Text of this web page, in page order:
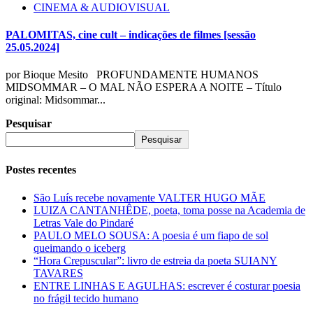
CINEMA & AUDIOVISUAL
PALOMITAS, cine cult – indicações de filmes [sessão
25.05.2024]
por Bioque Mesito PROFUNDAMENTE HUMANOS
MIDSOMMAR – O MAL NÃO ESPERA A NOITE – Título
original: Midsommar...
Pesquisar
Pesquisar
Postes recentes
São Luís recebe novamente VALTER HUGO MÃE
LUIZA CANTANHÊDE, poeta, toma posse na Academia de
Letras Vale do Pindaré
PAULO MELO SOUSA: A poesia é um fiapo de sol
queimando o iceberg
“Hora Crepuscular”: livro de estreia da poeta SUIANY
TAVARES
ENTRE LINHAS E AGULHAS: escrever é costurar poesia
no frágil tecido humano